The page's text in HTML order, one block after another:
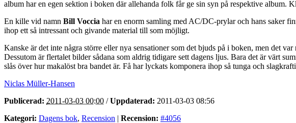
album har en egen sektion i boken där allehanda folk får ge sin syn på respektive album.
En kille vid namn Bill Voccia har en enorm samling med AC/DC-prylar och hans saker
ihop ett så intressant och givande material till som möjligt.
Kanske är det inte några större eller nya sensationer som det bjuds på i boken, men det
Dessutom är flertalet bilder sådana som aldrig tidigare sett dagens ljus. Bara det är värt
slås över hur makalöst bra bandet är. Få har lyckats komponera ihop så tunga och
Niclas Müller-Hansen
Publicerad: 2011-03-03 00:00 /Uppdaterad: 2011-03-03 08:56
Kategori: Dagens bok, Recension | Recension: #4056